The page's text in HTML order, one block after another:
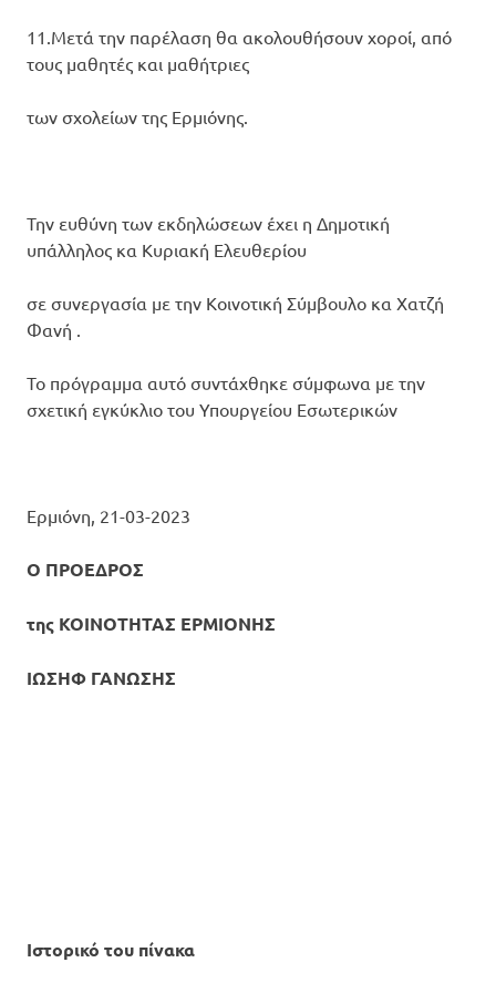
11.Μετά την παρέλαση θα ακολουθήσουν χοροί, από
τους μαθητές και μαθήτριες
των σχολείων της Ερμιόνης.
Την ευθύνη των εκδηλώσεων έχει η Δημοτική
υπάλληλος κα Κυριακή Ελευθερίου
σε συνεργασία με την Κοινοτική Σύμβουλο κα Χατζή
Φανή .
Το πρόγραμμα αυτό συντάχθηκε σύμφωνα με την
σχετική εγκύκλιο του Υπουργείου Εσωτερικών
Ερμιόνη, 21-03-2023
Ο ΠΡΟΕΔΡΟΣ
της ΚΟΙΝΟΤΗΤΑΣ ΕΡΜΙΟΝΗΣ
ΙΩΣΗΦ ΓΑΝΩΣΗΣ
Ιστορικό του πίνακα